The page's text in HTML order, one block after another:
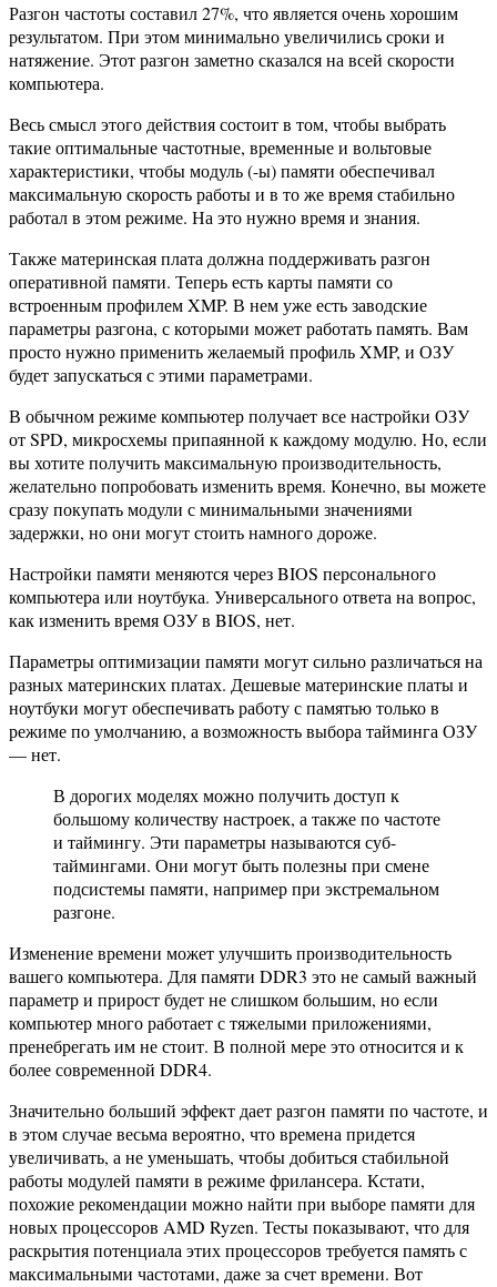
Разгон частоты составил 27%, что является очень хорошим
результатом. При этом минимально увеличились сроки и
натяжение. Этот разгон заметно сказался на всей скорости
компьютера.
Весь смысл этого действия состоит в том, чтобы выбрать
такие оптимальные частотные, временные и вольтовые
характеристики, чтобы модуль (-ы) памяти обеспечивал
максимальную скорость работы и в то же время стабильно
работал в этом режиме. На это нужно время и знания.
Также материнская плата должна поддерживать разгон
оперативной памяти. Теперь есть карты памяти со
встроенным профилем XMP. В нем уже есть заводские
параметры разгона, с которыми может работать память. Вам
просто нужно применить желаемый профиль XMP, и ОЗУ
будет запускаться с этими параметрами.
В обычном режиме компьютер получает все настройки ОЗУ
от SPD, микросхемы припаянной к каждому модулю. Но, если
вы хотите получить максимальную производительность,
желательно попробовать изменить время. Конечно, вы можете
сразу покупать модули с минимальными значениями
задержки, но они могут стоить намного дороже.
Настройки памяти меняются через BIOS персонального
компьютера или ноутбука. Универсального ответа на вопрос,
как изменить время ОЗУ в BIOS, нет.
Параметры оптимизации памяти могут сильно различаться на
разных материнских платах. Дешевые материнские платы и
ноутбуки могут обеспечивать работу с памятью только в
режиме по умолчанию, а возможность выбора тайминга ОЗУ
— нет.
В дорогих моделях можно получить доступ к
большому количеству настроек, а также по частоте
и таймингу. Эти параметры называются суб-
таймингами. Они могут быть полезны при смене
подсистемы памяти, например при экстремальном
разгоне.
Изменение времени может улучшить производительность
вашего компьютера. Для памяти DDR3 это не самый важный
параметр и прирост будет не слишком большим, но если
компьютер много работает с тяжелыми приложениями,
пренебрегать им не стоит. В полной мере это относится и к
более современной DDR4.
Значительно больший эффект дает разгон памяти по частоте, и
в этом случае весьма вероятно, что времена придется
увеличивать, а не уменьшать, чтобы добиться стабильной
работы модулей памяти в режиме фрилансера. Кстати,
похожие рекомендации можно найти при выборе памяти для
новых процессоров AMD Ryzen. Тесты показывают, что для
раскрытия потенциала этих процессоров требуется память с
максимальными частотами, даже за счет времени. Вот